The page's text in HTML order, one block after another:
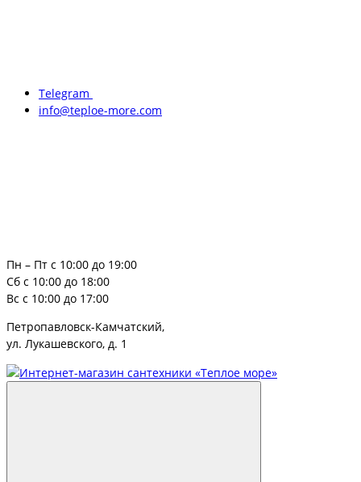
Telegram
info@teploe-more.com
Пн – Пт с 10:00 до 19:00
Сб с 10:00 до 18:00
Вс с 10:00 до 17:00
Петропавловск-Камчатский,
ул. Лукашевского, д. 1